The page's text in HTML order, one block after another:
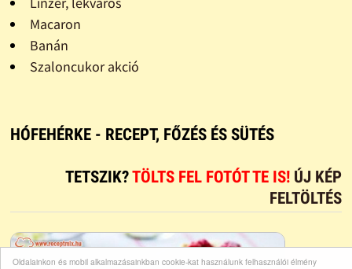
Oldalainkon és mobil alkalmazásainkban cookie-kat használunk felhasználói élmény
Macaron
Banán
Szaloncukor akció
HÓFEHÉRKE - RECEPT, FŐZÉS ÉS SÜTÉS
TETSZIK?TÖLTS FEL FOTÓT TE IS! ÚJ KÉP
FELTÖLTÉS